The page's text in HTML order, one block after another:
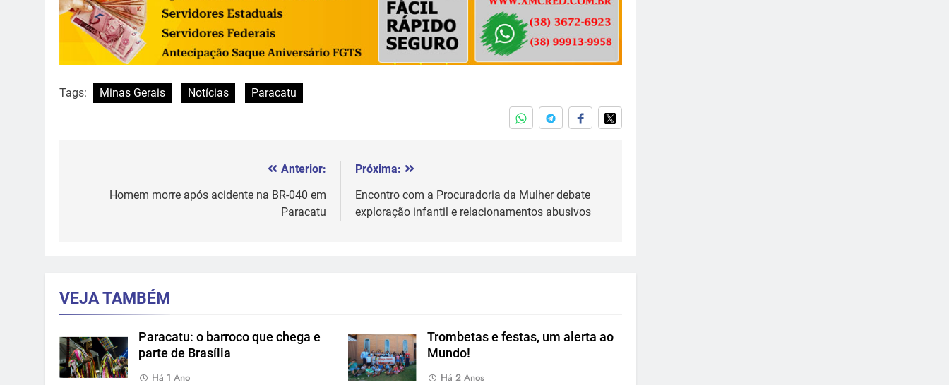
Tags: Minas Gerais Notícias Paracatu
Anterior:
Homem morre após acidente na BR-040 em
Paracatu
Próxima:
Encontro com a Procuradoria da Mulher debate
exploração infantil e relacionamentos abusivos
VEJA TAMBÉM
Paracatu: o barroco que chega e
parte de Brasília
Há 1 Ano
Trombetas e festas, um alerta ao
Mundo!
Há 2 Anos